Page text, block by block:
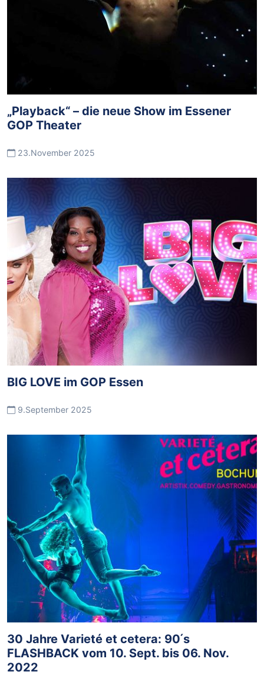
„Playback“ – die neue Show im Essener
GOP Theater
23.November 2025
BIG LOVE im GOP Essen
9.September 2025
30 Jahre Varieté et cetera: 90 ́s
FLASHBACK vom 10. Sept. bis 06. Nov.
2022